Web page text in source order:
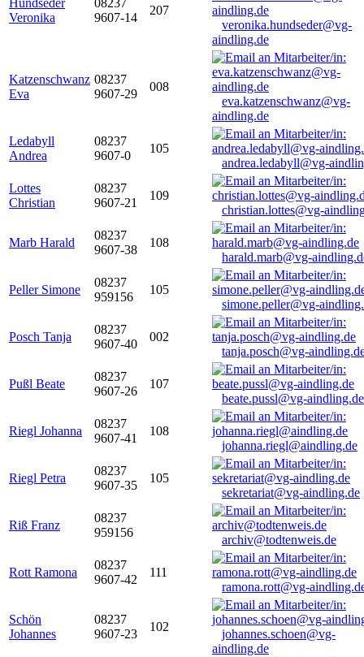
Hundseder
Veronika
08237
9607-14
207
veronika.hundseder@vg-
aindling.de
Katzenschwanz
Eva
08237
9607-29
008
eva.katzenschwanz@vg-
aindling.de
Ledabyll
Andrea
08237
9607-0
105
andrea.ledabyll@vg-
Lottes
Christian
08237
9607-21
109
christian.lottes@vg-
Marb Harald
08237
9607-38
108
harald.marb@vg-
Peller Simone
08237
959156
105
simone.peller@vg-
Posch Tanja
08237
9607-40
002
tanja.posch@vg-
Pußl Beate
08237
9607-26
107
beate.pussl@vg-aindling.de
Riegl Johanna
08237
9607-41
108
johanna.riegl@aindling.de
Riegl Petra
08237
9607-35
105
sekretariat@vg-aindling.de
Riß Franz
08237
959156
archiv@todtenweis.de
Rott Ramona
08237
9607-42
111
ramona.rott@vg-
Schön
Johannes
08237
9607-23
102
johannes.schoen@vg-
aindling.de